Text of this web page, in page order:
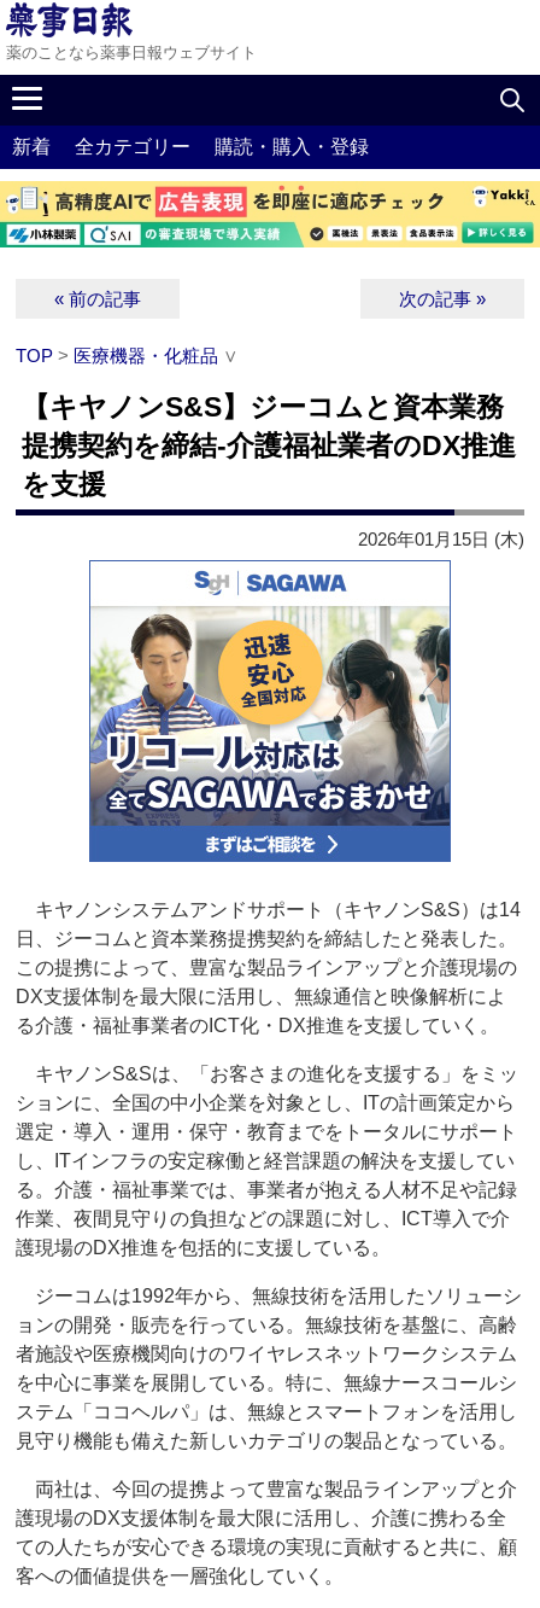
薬のことなら薬事日報ウェブサイト
新着 全カテゴリー 購読・購入・登録
« 前の記事 次の記事 »
TOP > 医療機器・化粧品 ∨
【キヤノンS&S】ジーコムと資本業務
提携契約を締結‐介護福祉業者のDX推進
を支援
2026年01月15日 (木)
キヤノンシステムアンドサポート（キヤノンS&S）は14
日、ジーコムと資本業務提携契約を締結したと発表した。
この提携によって、豊富な製品ラインアップと介護現場の
DX支援体制を最大限に活用し、無線通信と映像解析によ
る介護・福祉事業者のICT化・DX推進を支援していく。
キヤノンS&Sは、「お客さまの進化を支援する」をミッ
ションに、全国の中小企業を対象とし、ITの計画策定から
選定・導入・運用・保守・教育までをトータルにサポート
し、ITインフラの安定稼働と経営課題の解決を支援してい
る。介護・福祉事業では、事業者が抱える人材不足や記録
作業、夜間見守りの負担などの課題に対し、ICT導入で介
護現場のDX推進を包括的に支援している。
ジーコムは1992年から、無線技術を活用したソリューシ
ョンの開発・販売を行っている。無線技術を基盤に、高齢
者施設や医療機関向けのワイヤレスネットワークシステム
を中心に事業を展開している。特に、無線ナースコールシ
ステム「ココヘルパ」は、無線とスマートフォンを活用し
見守り機能も備えた新しいカテゴリの製品となっている。
両社は、今回の提携よって豊富な製品ラインアップと介
護現場のDX支援体制を最大限に活用し、介護に携わる全
ての人たちが安心できる環境の実現に貢献すると共に、顧
客への価値提供を一層強化していく。